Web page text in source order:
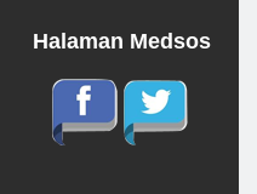
Halaman Medsos